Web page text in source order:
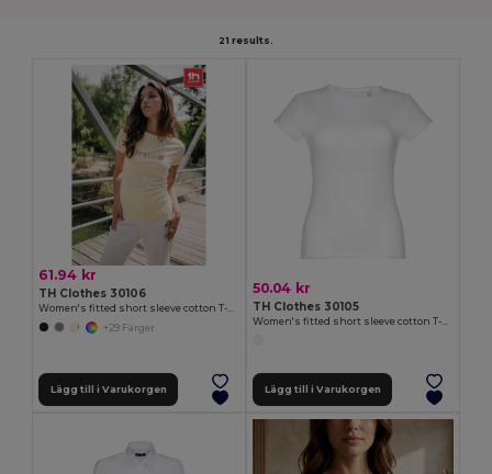
21 results.
61.94 kr
TH Clothes 30106
Women's fitted short sleeve cotton T-shirt
+29 Färger
Lägg till i Varukorgen
50.04 kr
TH Clothes 30105
Women's fitted short sleeve cotton T-shirt. White
Lägg till i Varukorgen